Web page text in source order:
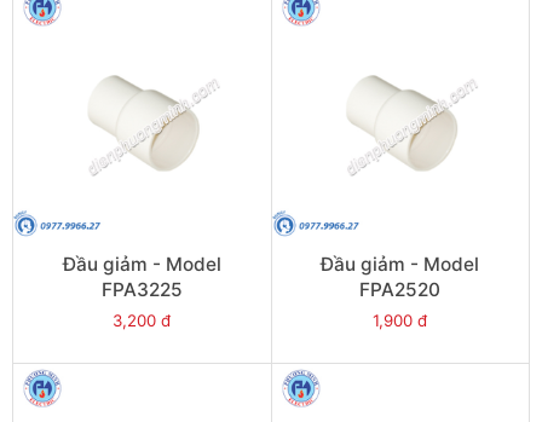
Đầu giảm - Model
FPA3225
3,200 đ
Đầu giảm - Model
FPA2520
1,900 đ